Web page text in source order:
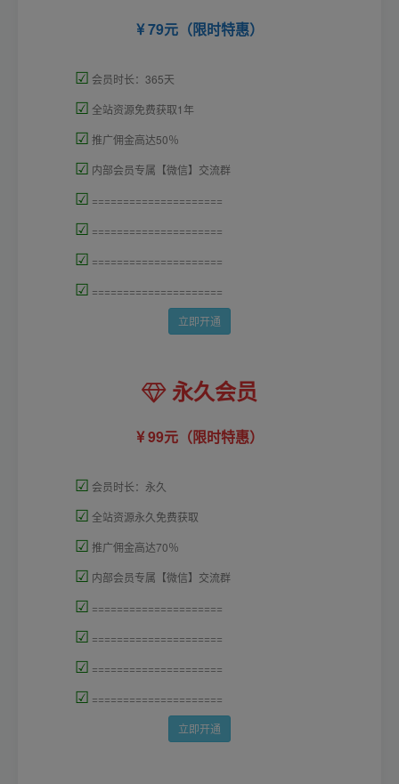
79元（限时特惠）
☑ 会员时长：365天
☑ 全站资源免费获取1年
☑ 推广佣金高达50％
☑ 内部会员专属【微信】交流群
☑ =====================
☑ =====================
☑ =====================
☑ =====================
立即开通
永久会员
99元（限时特惠）
☑ 会员时长：永久
☑ 全站资源永久免费获取
☑ 推广佣金高达70％
☑ 内部会员专属【微信】交流群
☑ =====================
☑ =====================
☑ =====================
☑ =====================
立即开通